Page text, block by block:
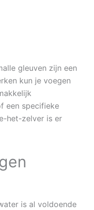
gleuven zijn een
kun je voegen
een specifieke
het-zelver is er
is al voldoende